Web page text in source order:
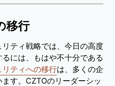
移行
ティ戦略では、今日の高度
には、もはや不十分である
ティへの移行は、多くの企
す。CZTOのリーダーシッ